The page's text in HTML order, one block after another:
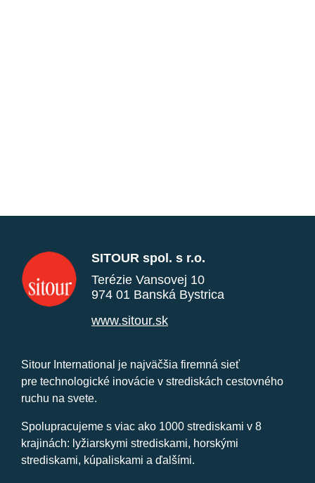
SITOUR spol. s r.o.
Terézie Vansovej 10
974 01 Banská Bystrica
www.sitour.sk
Sitour International je najväčšia firemná sieť
pre technologické inovácie v strediskách cestovného
ruchu na svete.
Spolupracujeme s viac ako 1000 strediskami v 8
krajinách: lyžiarskymi strediskami, horskými
strediskami, kúpaliskami a ďalšími.